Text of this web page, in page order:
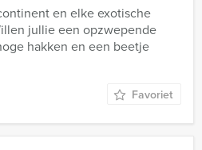
en elke exotische
jullie een opzwepende
hakken en een beetje
Favoriet